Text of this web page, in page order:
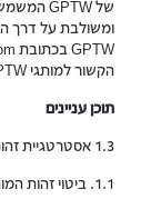
ומשולבת על דרך
הקשור למותגי GPTW.
תוכן עניינים
1.3 אסטרטגיית זהות ומדיניות
1.1. ביטוי זהות המותג של GPTW